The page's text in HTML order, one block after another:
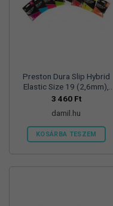
Preston Dura Slip Hybrid
Elastic Size 19 (2,6mm),
rakós gumi
3 460 Ft
damil.hu
KOSÁRBA TESZEM